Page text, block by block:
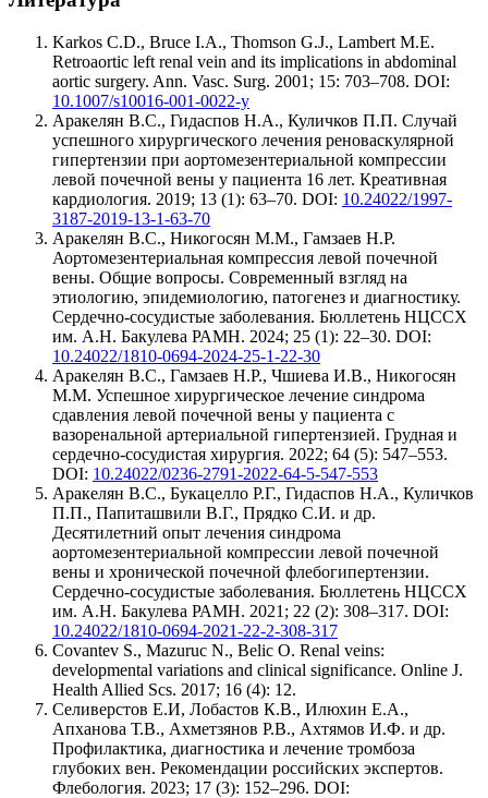
Karkos C.D., Bruce I.A., Thomson G.J., Lambert M.E.
Retroaortic left renal vein and its implications in abdominal
aortic surgery. Ann. Vasc. Surg. 2001; 15: 703–708. DOI:
10.1007/s10016-001-0022-y
Аракелян В.С., Гидаспов Н.А., Куличков П.П. Случай
успешного хирургического лечения реноваскулярной
гипертензии при аортомезентериальной компрессии
левой почечной вены у пациента 16 лет. Креативная
кардиология. 2019; 13 (1): 63–70. DOI: 10.24022/1997-
3187-2019-13-1-63-70
Аракелян В.С., Никогосян М.М., Гамзаев Н.Р.
Аортомезентериальная компрессия левой почечной
вены. Общие вопросы. Современный взгляд на
этиологию, эпидемиологию, патогенез и диагностику.
Сердечно-сосудистые заболевания. Бюллетень НЦССХ
им. А.Н. Бакулева РАМН. 2024; 25 (1): 22–30. DOI:
10.24022/1810-0694-2024-25-1-22-30
Аракелян В.С., Гамзаев Н.Р., Чшиева И.В., Никогосян
М.М. Успешное хирургическое лечение синдрома
сдавления левой почечной вены у пациента с
вазоренальной артериальной гипертензией. Грудная и
сердечно-сосудистая хирургия. 2022; 64 (5): 547–553.
DOI: 10.24022/0236-2791-2022-64-5-547-553
Аракелян В.С., Букацелло Р.Г., Гидаспов Н.А., Куличков
П.П., Папиташвили В.Г., Прядко С.И. и др.
Десятилетний опыт лечения синдрома
аортомезентериальной компрессии левой почечной
вены и хронической почечной флебогипертензии.
Сердечно-сосудистые заболевания. Бюллетень НЦССХ
им. А.Н. Бакулева РАМН. 2021; 22 (2): 308–317. DOI:
10.24022/1810-0694-2021-22-2-308-317
Covantev S., Mazuruc N., Belic O. Renal veins:
developmental variations and clinical significance. Online J.
Health Allied Scs. 2017; 16 (4): 12.
Селиверстов Е.И, Лобастов К.В., Илюхин Е.А.,
Апханова Т.В., Ахметзянов Р.В., Ахтямов И.Ф. и др.
Профилактика, диагностика и лечение тромбоза
глубоких вен. Рекомендации российских экспертов.
Флебология. 2023; 17 (3): 152–296. DOI: